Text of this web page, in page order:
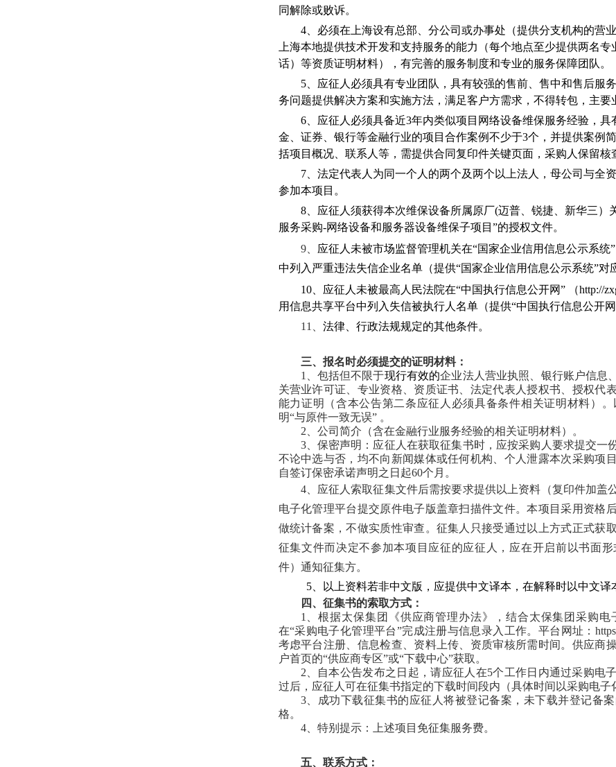
同解除或败诉。
4、 必须在上海设有总部、分公司或办事处（提供分支机构的营
上海本地提供技术开发和支持服务的能力（每个地点至少提供两名
话）等资质证明材料），有完善的服务制度和专业的服务保障团队。
5、应征人必须具有专业团队，具有较强的售前、售中和售后服
务问题提供解决方案和实施方法，满足客户方需求，不得转包，主要
6、应征人必须具备近3年内类似项目网络设备维保服务经验，
金、证券、银行等金融行业的项目合作案例不少于3个，并提供案例
括项目概况、联系人等，需提供合同复印件关键页面，采购人保留核
7、法定代表人为同一个人的两个及两个以上法人，母公司与全
参加本项目。
8、应征人须获得本次维保设备所属原厂(迈普、锐捷、新华三）
服务采购-网络设备和服务器设备维保子项目”的授权文件。
9、 应征人未被市场监督管理机关在“国家企业信用信息公示系统”
中列入严重违法失信企业名单（提供“国家企业信用信息公示系统”对
10、应征人未被最高人民法院在“中国执行信息公开网” （http://
用信息共享平台中列入失信被执行人名单（提供“中国执行信息公开
11、 法律、行政法规规定的其他条件。
三、报名时必须提交的证明材料：
1、包括但不限于现行有效的企业法人营业执照、银行账户信息
关营业许可证、专业资格、资质证书、法定代表人授权书、授权代
能力证明（含本公告第二条应征人必须具备条件相关证明材料）
明“与原件一致无误” 。
2、公司简介（含在金融行业服务经验的相关证明材料）。
3、保密声明：应征人在获取征集书时，应按采购人要求提交一
不论中选与否，均不向新闻媒体或任何机构、个人泄露本次采购项
自签订保密承诺声明之日起60个月。
4、应征人索取征集文件后需按要求提供以上资料（复印件加盖
电子化管理平台提交原件电子版盖章扫描件文件。本项目采用资格
做统计备案，不做实质性审查。征集人只接受通过以上方式正式获
征集文件而决定不参加本项目应征的应征人，应在开启前以书面
件）通知征集方。
5、以上资料若非中文版，应提供中文译本，在解释时以中文译
四、征集书的索取方式：
1、根据太保集团《供应商管理办法》，结合太保集团采购
在“采购电子化管理平台”完成注册与信息录入工作。平台网址：https://
考虑平台注册、信息检查、资料上传、 资质审核所需时间。供应商
户首页的“供应商专区”或“下载中心”获取。
2、
自本公告发布之日起，请应征人在5个工作日内通过采购电
过后，应征人可在征集书指定的下载时间段内（具体时间以采购电子
3、
成功下载征集书的应征人将被登记备案，未下载并登记备
格。
4、特别提示：上述项目免征集服务费。
五、联系方式：